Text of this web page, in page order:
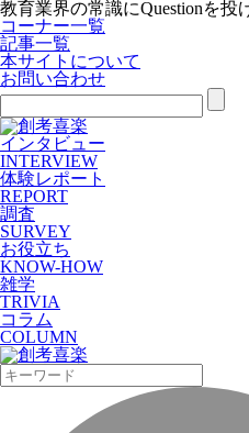
教育業界の常識にQuestionを投
コーナー一覧
記事一覧
本サイトについて
お問い合わせ
インタビュー
INTERVIEW
体験レポート
REPORT
調査
SURVEY
お役立ち
KNOW-HOW
雑学
TRIVIA
コラム
COLUMN